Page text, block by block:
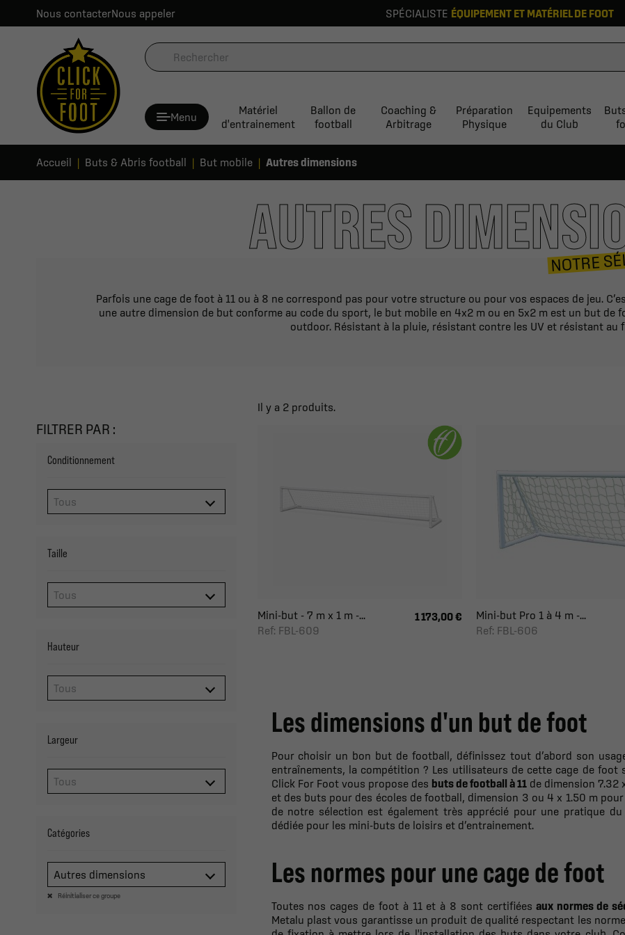
Nous contacterNous appeler SPÉCIALISTE ÉQUIPEMENT ET MATÉRIEL DE FOOT
Menu
Matériel
d'entrainement
Ballon de
football
Coaching &
Arbitrage
Préparation
Physique
Equipements
du Club
Accueil Buts & Abris football But mobile Autres dimensions
AUTRES NOTRE
Parfois une cage de foot à 11 ou à 8 ne correspond pas pour votre structure ou pour vos espaces de jeu.
une autre dimension de but conforme au code du sport, le but mobile en 4x2 m ou en 5x2 m est un but de
outdoor. Résistant à la pluie, résistant contre les UV et résistant au
FILTRER PAR :
Conditionnement
Taille
Hauteur
Largeur
Catégories
Autres dimensions
Réinitialiser ce groupe
Il y a 2 produits.
Mini-but - 7 m x 1 m -...
Ref: FBL-609
1 173,00 €
Mini-but Pro 1 à 4 m -...
Ref: FBL-606
Les dimensions d'un but de foot
Pour choisir un bon but de football, définissez tout d’abord son
entraînements, la compétition ? Les utilisateurs de cette cage de
Click For Foot vous propose des buts de football à 11 de dimension 7.32
et des buts pour des écoles de football, dimension 3 ou 4 x 1.50 m
de notre sélection est également très apprécié pour une pratique
dédiée pour les mini-buts de loisirs et d’entrainement.
Les normes pour une cage de foot
Toutes nos cages de foot à 11 et à 8 sont certifiées aux normes de
Metalu plast vous garantisse un produit de qualité respectant les